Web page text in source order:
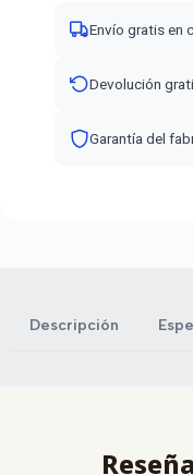
Envío gratis en
Devolución
Garantía del
Descripción